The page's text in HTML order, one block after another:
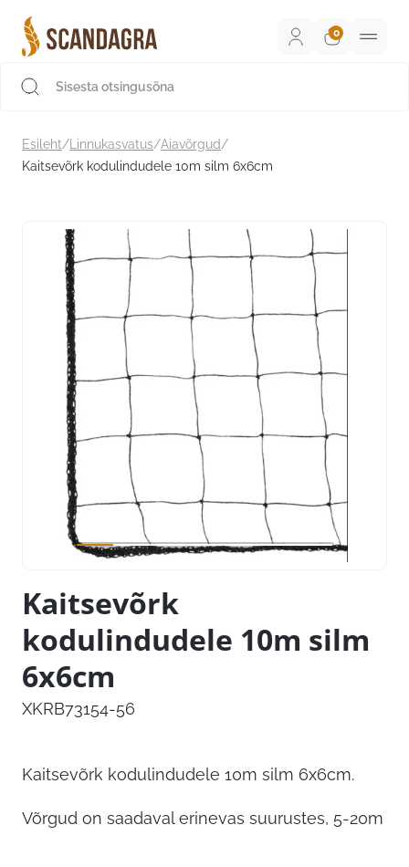
sisu
juurde
Esileht/ Linnukasvatus/Aiavõrgud/
Kaitsevõrk kodulindudele 10m silm 6x6cm
Kaitsevõrk
kodulindudele 10m silm
6x6cm
XKRB73154-56
Kaitsevõrk kodulindudele 10m silm 6x6cm.
Võrgud on saadaval erinevas suurustes, 5-20m